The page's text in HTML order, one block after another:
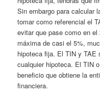
Sin embargo para calcular
tomar como referencial el
evitar que pase como en
máxima de casi el 5%,
hipoteca fija. El TIN y TAE
cualquier hipoteca. El TIN
beneficio que obtiene la
financiera.